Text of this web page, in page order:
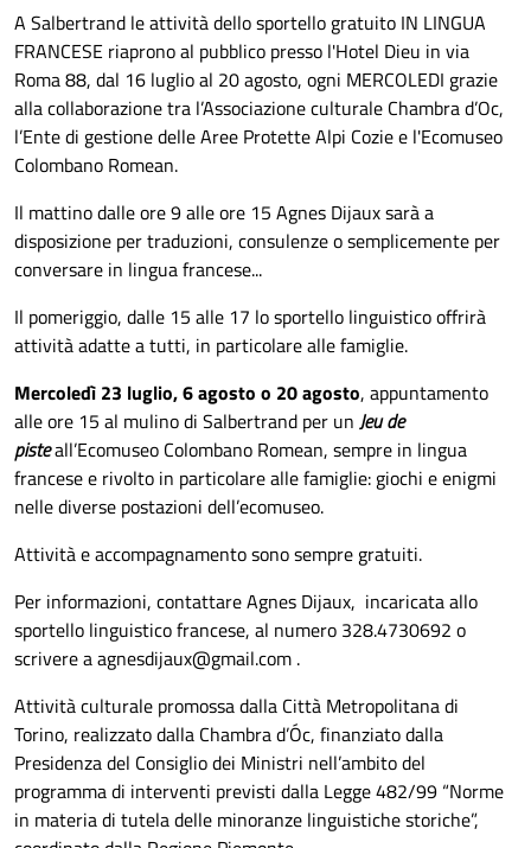
A Salbertrand le attività dello sportello gratuito IN LINGUA
FRANCESE riaprono al pubblico presso l'Hotel Dieu in via
Roma 88, dal 16 luglio al 20 agosto, ogni MERCOLEDI grazie
alla collaborazione tra l’Associazione culturale Chambra d’Oc,
l’Ente di gestione delle Aree Protette Alpi Cozie e l'Ecomuseo
Colombano Romean.
Il mattino dalle ore 9 alle ore 15 Agnes Dijaux sarà a
disposizione per traduzioni, consulenze o semplicemente per
conversare in lingua francese...
Il pomeriggio, dalle 15 alle 17 lo sportello linguistico offrirà
attività adatte a tutti, in particolare alle famiglie.
Mercoledì 23 luglio, 6 agosto o 20 agosto, appuntamento
alle ore 15 al mulino di Salbertrand per un Jeu de
pisteall’Ecomuseo Colombano Romean, sempre in lingua
francese e rivolto in particolare alle famiglie: giochi e enigmi
nelle diverse postazioni dell’ecomuseo.
Attività e accompagnamento sono sempre gratuiti.
Per informazioni, contattare Agnes Dijaux, incaricata allo
sportello linguistico francese, al numero 328.4730692 o
scrivere a agnesdijaux@gmail.com .
Attività culturale promossa dalla Città Metropolitana di
Torino, realizzato dalla Chambra d’Óc, finanziato dalla
Presidenza del Consiglio dei Ministri nell’ambito del
programma di interventi previsti dalla Legge 482/99 “Norme
in materia di tutela delle minoranze linguistiche storiche”,